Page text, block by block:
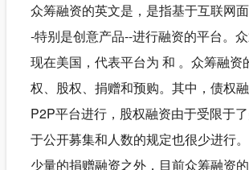
众筹融资的英文是，是指基于互联网
-特别是创意产品--进行融资的平台。
现在美国，代表平台为 和 。众筹融资
权、股权、捐赠和预购。其中，债权
P2P平台进行，股权融资由于受限于
于公开募集和人数的规定也很少进行
少量的捐赠融资之外，目前众筹融资